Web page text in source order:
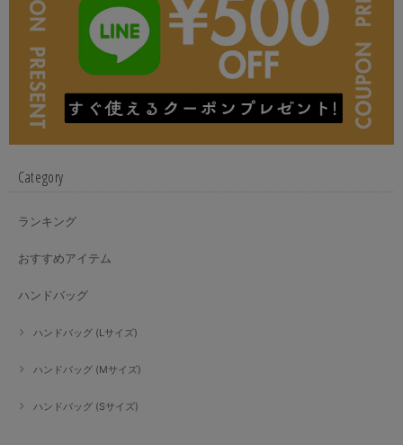
Category
ランキング
おすすめアイテム
ハンドバッグ
ハンドバッグ (Lサイズ)
ハンドバッグ (Mサイズ)
ハンドバッグ (Sサイズ)